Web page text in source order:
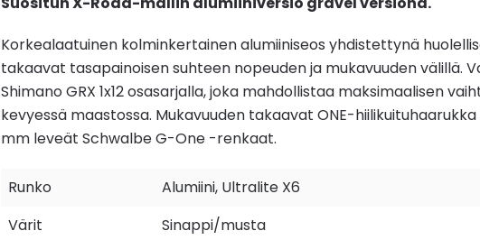
Korkealaatuinen kolminkertainen alumiiniseos yhdistettynä
takaavat tasapainoisen suhteen nopeuden ja mukavuuden välillä.
Shimano GRX 1x12 osasarjalla, joka mahdollistaa maksimaalisen
kevyessä maastossa. Mukavuuden takaavat ONE-
mm leveät Schwalbe G-One -renkaat.
Runko
Alumiini, Ultralite X6
Värit
Sinappi/musta